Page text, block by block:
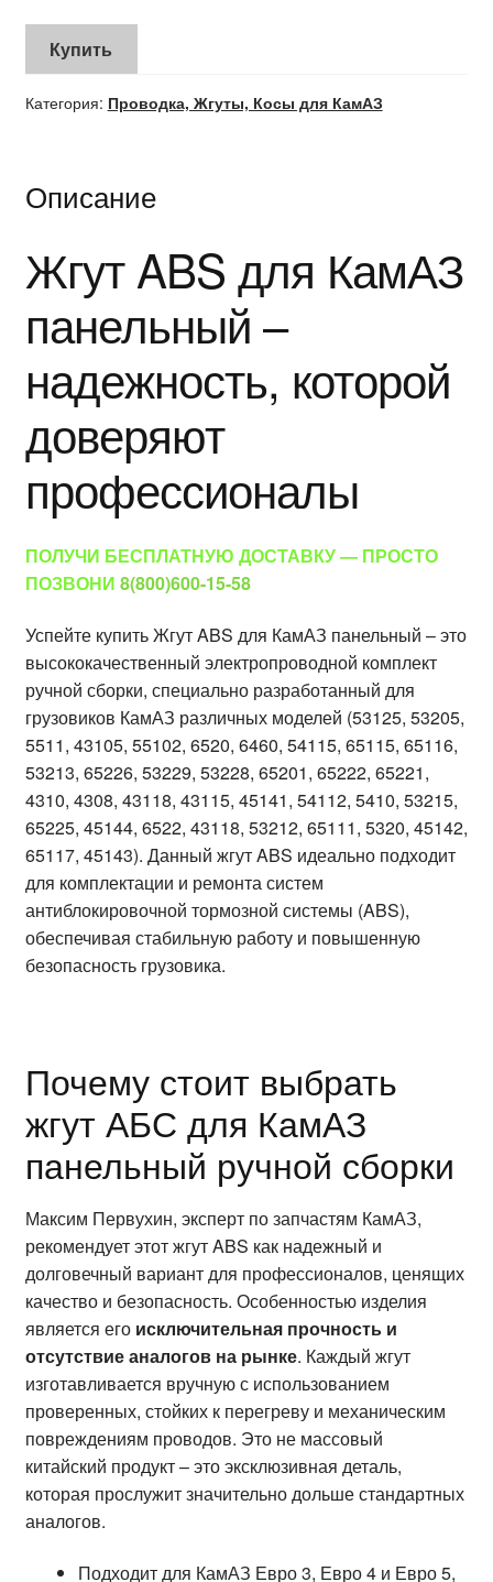
Купить
Категория: Проводка, Жгуты, Косы для КамАЗ
Описание
Жгут ABS для КамАЗ
панельный –
надежность, которой
доверяют
профессионалы
ПОЛУЧИ БЕСПЛАТНУЮ ДОСТАВКУ — ПРОСТО
ПОЗВОНИ 8(800)600-15-58
Успейте купить Жгут ABS для КамАЗ панельный – это
высококачественный электропроводной комплект
ручной сборки, специально разработанный для
грузовиков КамАЗ различных моделей (53125, 53205,
5511, 43105, 55102, 6520, 6460, 54115, 65115, 65116,
53213, 65226, 53229, 53228, 65201, 65222, 65221,
4310, 4308, 43118, 43115, 45141, 54112, 5410, 53215,
65225, 45144, 6522, 43118, 53212, 65111, 5320, 45142,
65117, 45143). Данный жгут ABS идеально подходит
для комплектации и ремонта систем
антиблокировочной тормозной системы (ABS),
обеспечивая стабильную работу и повышенную
безопасность грузовика.
Почему стоит выбрать
жгут АБС для КамАЗ
панельный ручной сборки
Максим Первухин, эксперт по запчастям КамАЗ,
рекомендует этот жгут ABS как надежный и
долговечный вариант для профессионалов, ценящих
качество и безопасность. Особенностью изделия
является его исключительная прочность и
отсутствие аналогов на рынке. Каждый жгут
изготавливается вручную с использованием
проверенных, стойких к перегреву и механическим
повреждениям проводов. Это не массовый
китайский продукт – это эксклюзивная деталь,
которая прослужит значительно дольше стандартных
аналогов.
Подходит для КамАЗ Евро 3, Евро 4 и Евро 5,